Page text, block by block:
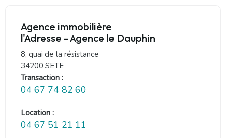
Agence immobilière
l'Adresse - Agence le Dauphin
8, quai de la résistance
34200 SETE
Transaction :
04 67 74 82 60
Location :
04 67 51 21 11